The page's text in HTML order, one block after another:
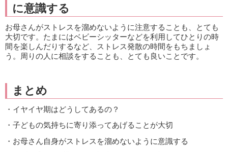
に意識する
お母さんがストレスを溜めないように注意することも、とても
大切です。たまにはベビーシッターなどを利用してひとりの時
間を楽しんだりするなど、ストレス発散の時間をもちましょ
う。周りの人に相談をすることも、とても良いことです。
まとめ
・イヤイヤ期はどうしてあるの？
・子どもの気持ちに寄り添ってあげることが大切
・お母さん自身がストレスを溜めないように意識する